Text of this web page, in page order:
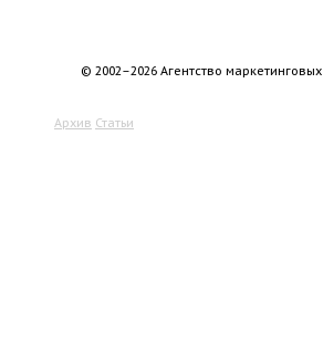
© 2002–2026 Агентство
Архив Статьи